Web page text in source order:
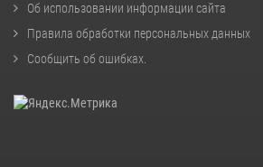
Об использовании информации сайта
Правила обработки персональных данных
Сообщить об ошибках